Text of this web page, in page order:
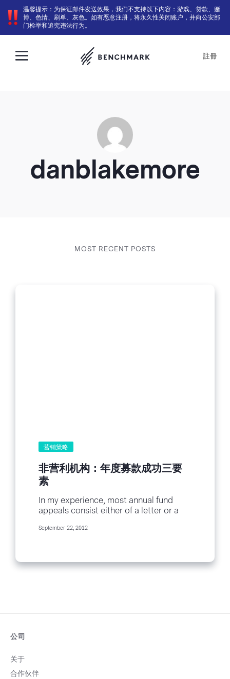
温馨提示：为保证邮件发送效果，我们不支持以下内容：游戏、贷款、赌
博、色情、刷单、灰色。如有恶意注册，将永久性关闭账户，并向公安部
门检举和追究违法行为。
註冊
danblakemore
MOST RECENT POSTS
营销策略
非营利机构：年度募款成功三要
素
In my experience, most annual fund
appeals consist either of a letter or a
seeking your support. Whether you are
September 22, 2012
公司
关于
合作伙伴